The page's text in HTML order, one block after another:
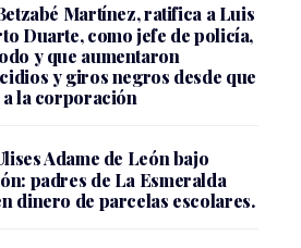
Martínez, ratifica a Luis
Duarte, como jefe de policía,
y que aumentaron
y giros negros desde que
la corporación
Adame de León bajo
padres de La Esmeralda
dinero de parcelas escolares.